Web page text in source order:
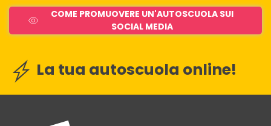
COME PROMUOVERE UN'AUTOSCUOLA SUI
SOCIAL MEDIA
La tua autoscuola online!